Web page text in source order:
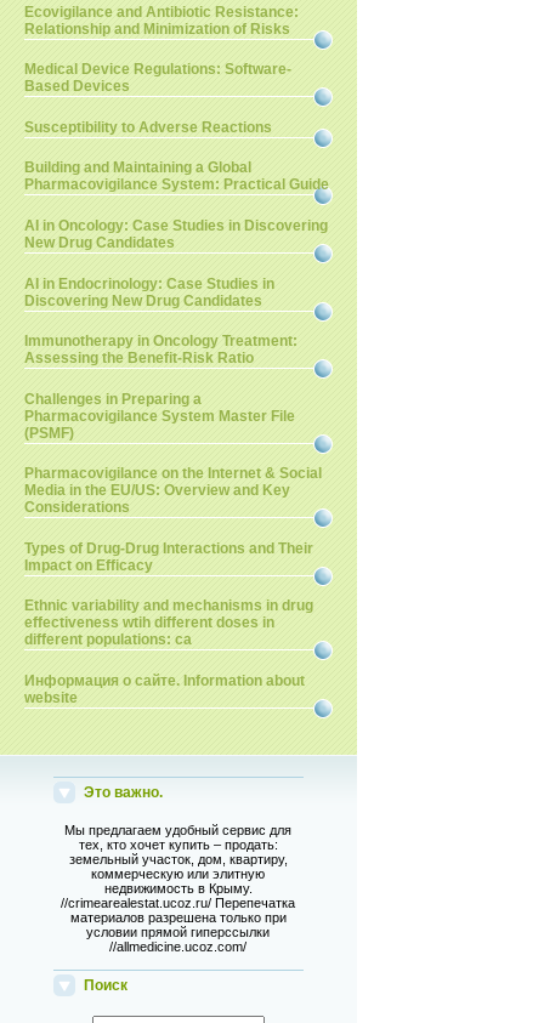
Ecovigilance and Antibiotic Resistance:
Relationship and Minimization of Risks
Medical Device Regulations: Software-
Based Devices
Susceptibility to Adverse Reactions
Building and Maintaining a Global
Pharmacovigilance System: Practical Guide
AI in Oncology: Case Studies in Discovering
New Drug Candidates
AI in Endocrinology: Case Studies in
Discovering New Drug Candidates
Immunotherapy in Oncology Treatment:
Assessing the Benefit-Risk Ratio
Challenges in Preparing a
Pharmacovigilance System Master File
(PSMF)
Pharmacovigilance on the Internet & Social
Media in the EU/US: Overview and Key
Considerations
Types of Drug-Drug Interactions and Their
Impact on Efficacy
Ethnic variability and mechanisms in drug
effectiveness wtih different doses in
different populations: ca
Информация о сайте. Information about
website
Это важно.
Мы предлагаем удобный сервис для
тех, кто хочет купить – продать:
земельный участок, дом, квартиру,
коммерческую или элитную
недвижимость в Крыму.
//crimearealestat.ucoz.ru/ Перепечатка
материалов разрешена только при
условии прямой гиперссылки
//allmedicine.ucoz.com/
Поиск